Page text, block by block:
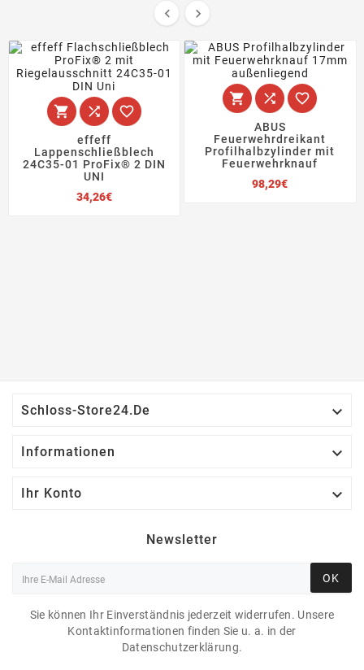
 
  
effeff
Lappenschließblech
24C35-01 ProFix® 2 DIN
UNI
34,26€Preis
  
ABUS
Feuerwehrdreikant
Profilhalbzylinder mit
Feuerwehrknauf
98,29€Preis
Schloss-Store24.de 
Informationen 
Ihr Konto 
Newsletter
OK
Sie können Ihr Einverständnis jederzeit widerrufen. Unsere
Kontaktinformationen finden Sie u. a. in der
Datenschutzerklärung.